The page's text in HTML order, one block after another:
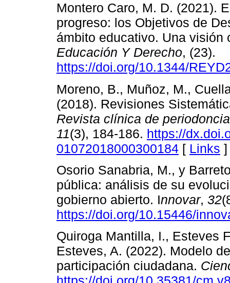
Montero Caro, M. D. (2021).
progreso: los Objetivos de
ámbito educativo. Una
Educación Y Derecho, (23).
https://doi.org/10.1344/
Moreno, B., Muñoz, M.,
(2018). Revisiones
Revista clínica de
11(3), 184-186. https://
01072018000300184 [ Links ]
Osorio Sanabria, M., y
pública: análisis de su
gobierno abierto. Innovar, 32
https://doi.org/10.15446/
Quiroga Mantilla, I., Esteves
Esteves, A. (2022). Modelo
participación ciudadana.